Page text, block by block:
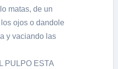
matas, de un
ojos o dandole
y vaciando las
PULPO ESTA